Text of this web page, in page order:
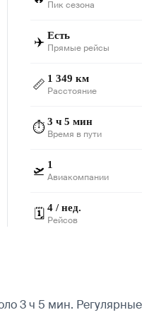
Пик сезона
✈️ Есть
Прямые рейсы
📏 1 349 км
Расстояние
⏱️ 3 ч 5 мин
Время в пути
🛫 1
Авиакомпании
🗓️ 4 / нед.
Рейсов
3 ч 5 мин.